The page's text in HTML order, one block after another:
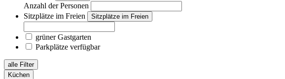
Anzahl der Personen
Sitzplätze im Freien
Sitzplätze im Freien
grüner Gastgarten
Parkplätze verfügbar
alle Filter
Küchen